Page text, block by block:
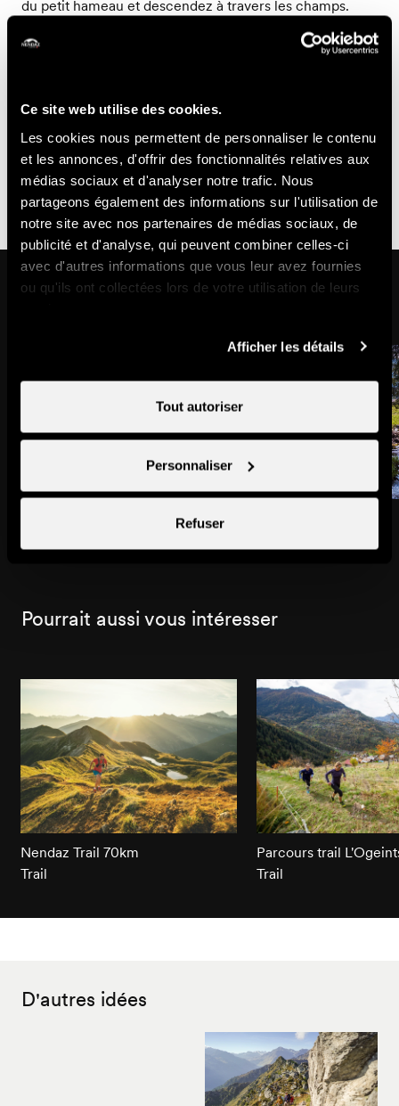
Ce site web utilise des cookies.
Les cookies nous permettent de personnaliser le contenu
et les annonces, d'offrir des fonctionnalités relatives aux
médias sociaux et d'analyser notre trafic. Nous
partageons également des informations sur l'utilisation de
notre site avec nos partenaires de médias sociaux, de
publicité et d'analyse, qui peuvent combiner celles-ci
avec d'autres informations que vous leur avez fournies
ou qu'ils ont collectées lors de votre utilisation de leurs
Afficher les détails
Tout autoriser
Personnaliser
Refuser
du petit hameau et descendez à travers les champs.
- Ce sentier n'est pas balisé spécifique trail, veuillez
vous référer aux balisages de randonnées pédestres, à
la carte trail ou à l'application Nendaz Veysonnaz
Outdoor.
Sur cet itinéraire
Pourrait aussi vous intéresser
Nendaz Trail 70km
Trail
Parcours trail
Trail
D'autres idées